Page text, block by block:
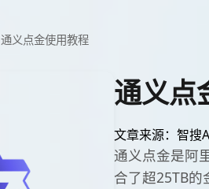
通义点金使用教程
通义点
文章来源：智搜
通义点金是阿
合了超25TB